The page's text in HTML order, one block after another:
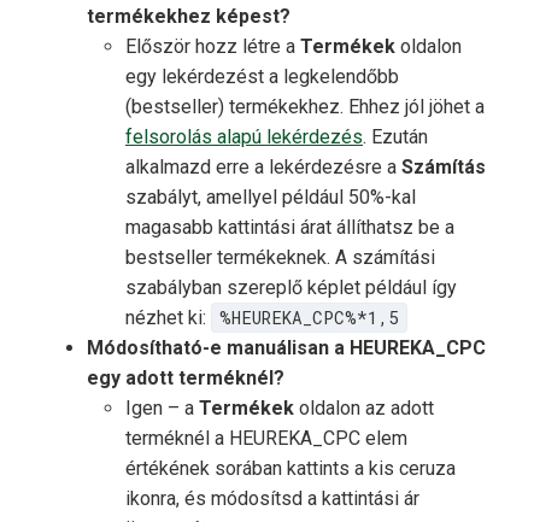
termékekhez képest?
Először hozz létre a Termékek oldalon
egy lekérdezést a legkelendőbb
(bestseller) termékekhez. Ehhez jól jöhet a
felsorolás alapú lekérdezés. Ezután
alkalmazd erre a lekérdezésre a Számítás
szabályt, amellyel például 50%-kal
magasabb kattintási árat állíthatsz be a
bestseller termékeknek. A számítási
szabályban szereplő képlet például így
nézhet ki:
%HEUREKA_CPC%*1,5
Módosítható-e manuálisan a HEUREKA_CPC
egy adott terméknél?
Igen – a Termékek oldalon az adott
terméknél a HEUREKA_CPC elem
értékének sorában kattints a kis ceruza
ikonra, és módosítsd a kattintási ár